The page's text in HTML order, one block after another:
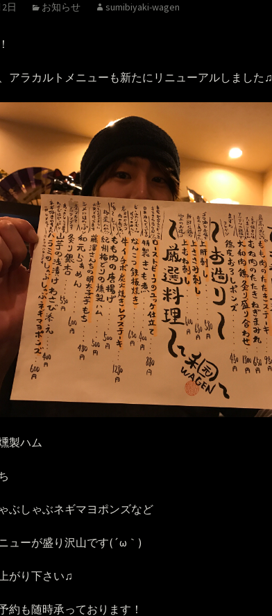
日 お知らせ sumibiyaki-wagen
アラカルトメニューも新たにリニューアルしました♫
製ハム
ぶしゃぶネギマヨポンズなど
ューが盛り沢山です(´ω｀)
がり下さい♫
約も随時承っております！